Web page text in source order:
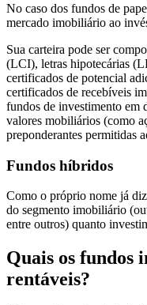
No caso dos fundos de
mercado imobiliário ao
Sua carteira pode ser
(LCI), letras hipotecárias
certificados de potencial
certificados de recebíveis
fundos de investimento em
valores mobiliários (como
preponderantes permitidas
Fundos híbridos
Como o próprio nome já
do segmento imobiliário
entre outros) quanto
Quais os fundos
rentáveis?